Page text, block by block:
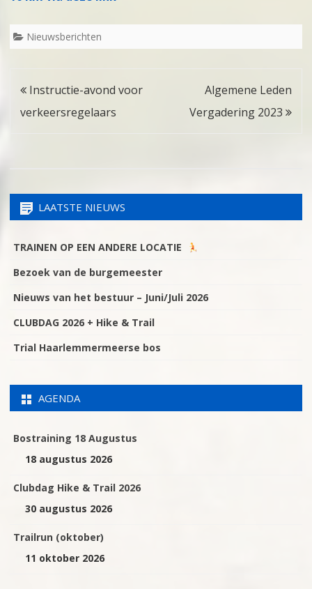
Nieuwsberichten
Bericht
navigatie
Instructie-avond voor
verkeersregelaars
Algemene Leden
Vergadering 2023
LAATSTE NIEUWS
TRAINEN OP EEN ANDERE LOCATIE
Bezoek van de burgemeester
Nieuws van het bestuur – Juni/Juli 2026
CLUBDAG 2026 + Hike & Trail
Trial Haarlemmermeerse bos
AGENDA
Bostraining 18 Augustus
18 augustus 2026
Clubdag Hike & Trail 2026
30 augustus 2026
Trailrun (oktober)
11 oktober 2026